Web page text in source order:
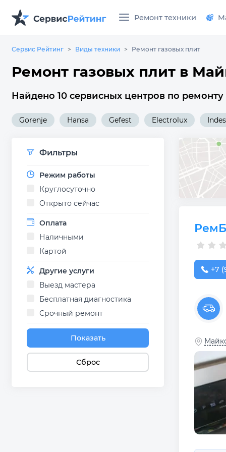
Ремонт техники
Сервис Рейтинг Виды техники Ремонт газовых плит
Ремонт газовых плит в
Найдено 10 сервисных центров по
Gorenje Hansa Gefest Electrolux
Фильтры
Режим работы
Круглосуточно
Открыто сейчас
Оплата
Наличными
Картой
Другие услуги
Выезд мастера
Бесплатная диагностика
Срочный ремонт
Показать
Сброс
+7
+7